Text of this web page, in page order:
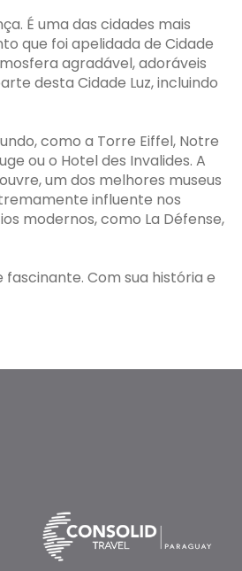
É uma das cidades mais
que foi apelidada de Cidade
agradável, adoráveis
desta Cidade Luz, incluindo
como a Torre Eiffel, Notre
ou o Hotel des Invalides. A
um dos melhores museus
influente nos
modernos, como La Défense,
Com sua história e